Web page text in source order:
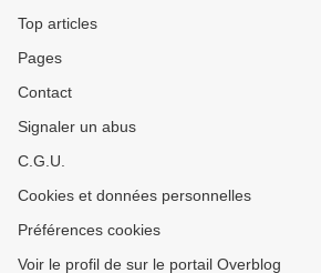
Top articles
Pages
Contact
Signaler un abus
C.G.U.
Cookies et données personnelles
Préférences cookies
Voir le profil de sur le portail Overblog